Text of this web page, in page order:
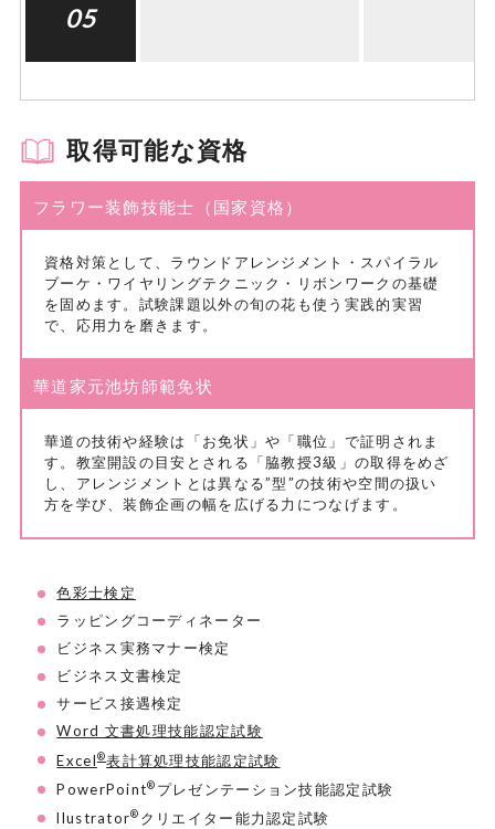
05
取得可能な資格
フラワー装飾技能士（国家資格）
資格対策として、ラウンドアレンジメント・スパイラル
ブーケ・ワイヤリングテクニック・リボンワークの基礎
を固めます。試験課題以外の旬の花も使う実践的実習
で、応用力を磨きます。
華道家元池坊師範免状
華道の技術や経験は「お免状」や「職位」で証明されま
す。教室開設の目安とされる「脇教授3級」の取得をめざ
し、アレンジメントとは異なる”型”の技術や空間の扱い
方を学び、装飾企画の幅を広げる力につなげます。
色彩士検定
ラッピングコーディネーター
ビジネス実務マナー検定
ビジネス文書検定
サービス接遇検定
Word 文書処理技能認定試験
Excel®表計算処理技能認定試験
PowerPoint® プレゼンテーション技能認定試験
llustrator® クリエイター能力認定試験